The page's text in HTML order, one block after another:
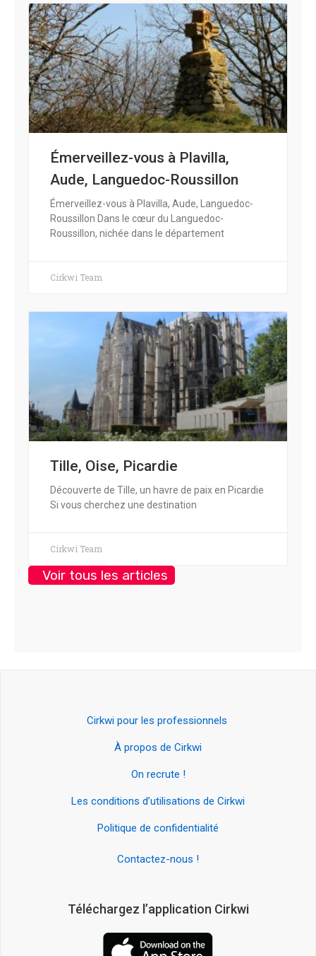
Émerveillez-vous à Plavilla,
Aude, Languedoc-Roussillon
Émerveillez-vous à Plavilla, Aude, Languedoc-
Roussillon Dans le cœur du Languedoc-
Roussillon, nichée dans le département
Cirkwi Team
Tille, Oise, Picardie
Découverte de Tille, un havre de paix en Picardie
Si vous cherchez une destination
Cirkwi Team
Voir tous les articles
Cirkwi pour les professionnels
À propos de Cirkwi
On recrute !
Les conditions d’utilisations de Cirkwi
Politique de confidentialité
Contactez-nous !
Téléchargez l’application Cirkwi